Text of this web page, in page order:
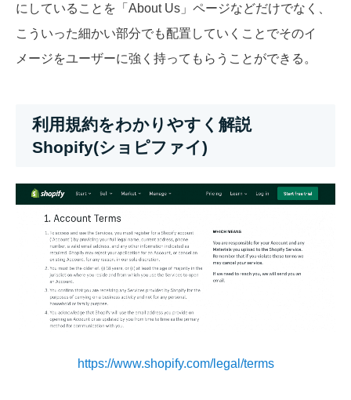
にしていることを「About Us」ページなどだけでなく、
こういった細かい部分でも配置していくことでそのイ
メージをユーザーに強く持ってもらうことができる。
利用規約をわかりやすく解説
Shopify(ショピファイ)
https://www.shopify.com/legal/terms